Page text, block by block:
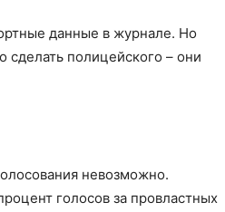
данные в журнале. Но
сделать полицейского – они
невозможно.
голосов за провластных